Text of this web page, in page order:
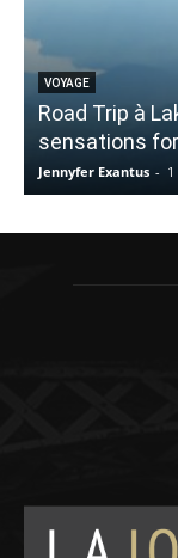
VOYAGE
Road Trip à
sensations
Jennyfer Exantus -